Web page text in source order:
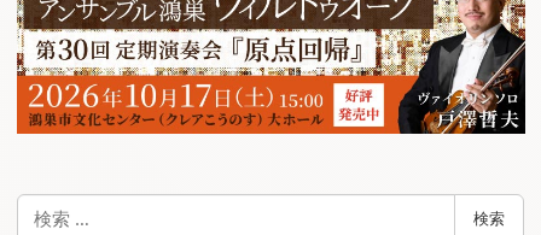
検
検索